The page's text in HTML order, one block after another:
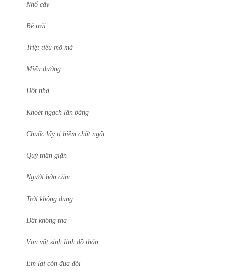
Nhổ cây
Bẻ trái
Triệt tiêu mồ mả
Miếu đường
Đốt nhà
Khoét ngạch lân bàng
Chuốc lấy tị hiềm chất ngất
Quỷ thần giận
Người hờn căm
Trời không dung
Đất không tha
Vạn vật sinh linh đồ thán
Em lại còn đua đòi